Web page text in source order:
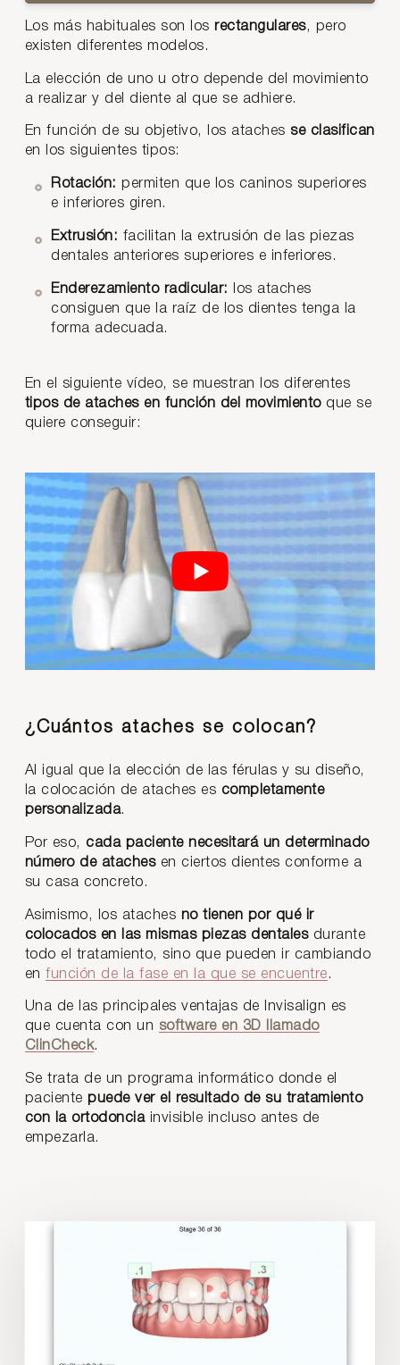
Los más habituales son los rectangulares, pero
existen diferentes modelos.
La elección de uno u otro depende del movimiento
a realizar y del diente al que se adhiere.
En función de su objetivo, los ataches se clasifican
en los siguientes tipos:
Rotación: permiten que los caninos superiores
e inferiores giren.
Extrusión: facilitan la extrusión de las piezas
dentales anteriores superiores e inferiores.
Enderezamiento radicular:
los ataches
consiguen que la raíz de los dientes tenga la
forma adecuada.
En el siguiente vídeo, se muestran los diferentes
tipos de ataches en función del movimientoque se
quiere conseguir:
¿Cuántos ataches se colocan?
Al igual que la elección de las férulas y su diseño,
la colocación de ataches es completamente
personalizada.
Por eso, cada paciente necesitará un determinado
número de atachesen ciertos dientes conforme a
su casa concreto.
Asimismo, los ataches no tienen por qué ir
colocados en las mismas piezas dentales durante
todo el tratamiento, sino que pueden ir cambiando
enfunción de la fase en la que se encuentre .
Una de las principales ventajas de Invisalign es
que cuenta con un software en 3D llamado
ClinCheck.
Se trata de un programa informático donde el
paciente puede ver el resultado de su tratamiento
con la ortodonciainvisible incluso antes de
empezarla.